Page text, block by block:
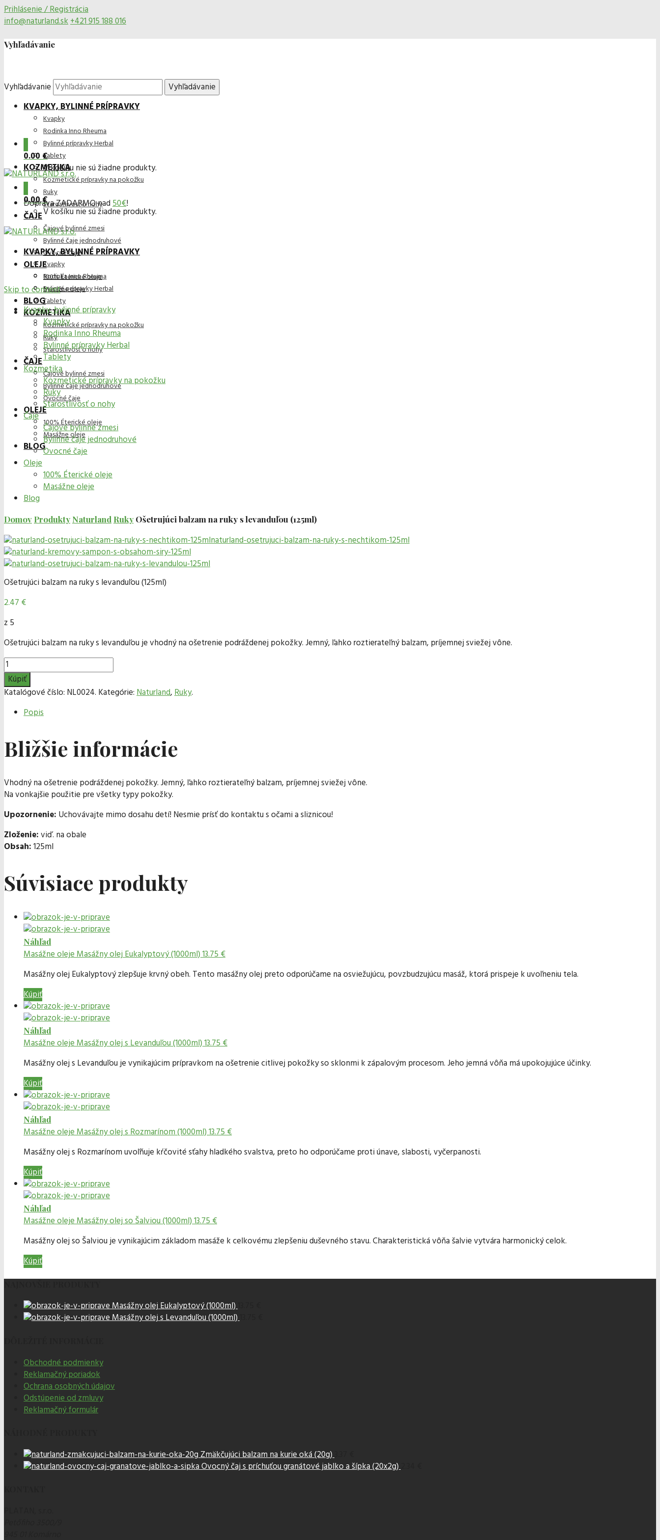
Prihlásenie / Registrácia
info@naturland.sk+421 915 188 016
Vyhľadávanie
Vyhľadávanie
Doprava ZADARMO nad50€!
KVAPKY, BYLINNÉ PRÍPRAVKY
Kvapky
Rodinka Inno Rheuma
Bylinné prípravky Herbal
Tablety
KOZMETIKA
Kozmetické prípravky na pokožku
Ruky
Starostlivosť o nohy
ČAJE
Čajové bylinné zmesi
Bylinné čaje jednodruhové
Ovocné čaje
OLEJE
100% Éterické oleje
Masážne oleje
BLOG
0.00 €
V košíku nie sú žiadne produkty.
0.00 €
V košíku nie sú žiadne produkty.
KVAPKY, BYLINNÉ PRÍPRAVKY
Kvapky
Rodinka Inno Rheuma
Bylinné prípravky Herbal
Tablety
KOZMETIKA
Kozmetické prípravky na pokožku
Ruky
Starostlivosť o nohy
ČAJE
Čajové bylinné zmesi
Bylinné čaje jednodruhové
Ovocné čaje
OLEJE
100% Éterické oleje
Masážne oleje
BLOG
Skip to content
Kvapky, bylinné prípravky
Kvapky
Rodinka Inno Rheuma
Bylinné prípravky Herbal
Tablety
Kozmetika
Kozmetické prípravky na pokožku
Ruky
Starostlivosť o nohy
Čaje
Čajové bylinné zmesi
Bylinné čaje jednodruhové
Ovocné čaje
Oleje
100% Éterické oleje
Masážne oleje
Blog
Domov Produkty Naturland Ruky Ošetrujúci balzam na ruky s levanduľou (125ml)
Ošetrujúci balzam na ruky s levanduľou (125ml)
2.47 €
z 5
Ošetrujúci balzam na ruky s levanduľou je vhodný na ošetrenie podráždenej pokožky. Jemný, ľahko roztierateľný balzam, príjemnej sviežej vône.
Kúpiť
Katalógové číslo: NL0024. Kategórie:Naturland,Ruky.
Popis
Bližšie informácie
Vhodný na ošetrenie podráždenej pokožky. Jemný, ľahko roztierateľný balzam, príjemnej sviežej vône.
Na vonkajšie použitie pre všetky typy pokožky.
Upozornenie: Uchovávajte mimo dosahu detí! Nesmie prísť do kontaktu s očami a sliznicou!
Zloženie:viď. na obale
Obsah:125ml
Súvisiace produkty
Náhľad
Masážne olejeMasážny olej Eukalyptový (1000ml)13.75 €
Masážny olej Eukalyptový zlepšuje krvný obeh. Tento masážny olej preto odporúčame na osviežujúcu, povzbudzujúcu masáž, ktorá prispeje k uvoľneniu tela.
Kúpiť
Náhľad
Masážne olejeMasážny olej s Levanduľou (1000ml)13.75 €
Masážny olej s Levanduľou je vynikajúcim prípravkom na ošetrenie citlivej pokožky so sklonmi k zápalovým procesom. Jeho jemná vôňa má upokojujúce účinky.
Kúpiť
Náhľad
Masážne olejeMasážny olej s Rozmarínom (1000ml)13.75 €
Masážny olej s Rozmarínom uvoľňuje kŕčovité sťahy hladkého svalstva, preto ho odporúčame proti únave, slabosti, vyčerpanosti.
Kúpiť
Náhľad
Masážne olejeMasážny olej so Šalviou (1000ml)13.75 €
Masážny olej so Šalviou je vynikajúcim základom masáže k celkovému zlepšeniu duševného stavu. Charakteristická vôňa šalvie vytvára harmonický celok.
Kúpiť
Masážny olej Eukalyptový (1000ml)
Masážny olej s Levanduľou (1000ml)
Obchodné podmienky
Reklamačný poriadok
Ochrana osobných údajov
Odstúpenie od zmluvy
Reklamačný formulár
Zmäkčujúci balzam na kurie oká (20g)
Ovocný čaj s príchuťou granátové jablko a šípka (20x2g)